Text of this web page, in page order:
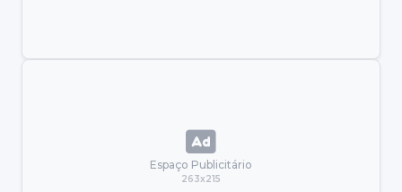
Espaço Publicitário
263x215